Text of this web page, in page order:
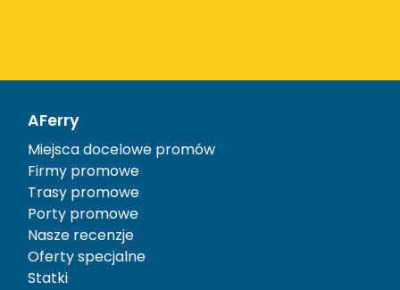
AFerry
Miejsca docelowe promów
Firmy promowe
Trasy promowe
Porty promowe
Nasze recenzje
Oferty specjalne
Statki